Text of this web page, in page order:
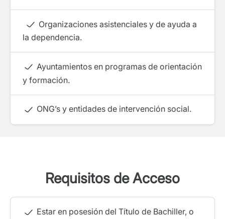
Organizaciones asistenciales y de ayuda a
la dependencia.
Ayuntamientos en programas de orientación
y formación.
ONG’s y entidades de intervención social.
Requisitos de Acceso
Estar en posesión del Título de Bachiller, o